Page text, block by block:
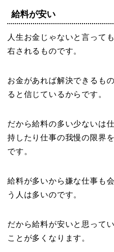
給料が安い
人生お金じゃないと言って
右されるものです。
お金があれば解決できるも
ると信じているからです。
だから給料の多い少ないは
持したり仕事の我慢の限界
です。
給料が多いから嫌な仕事も
う人は多いのです。
だから給料が安いと思って
ことが多くなります。